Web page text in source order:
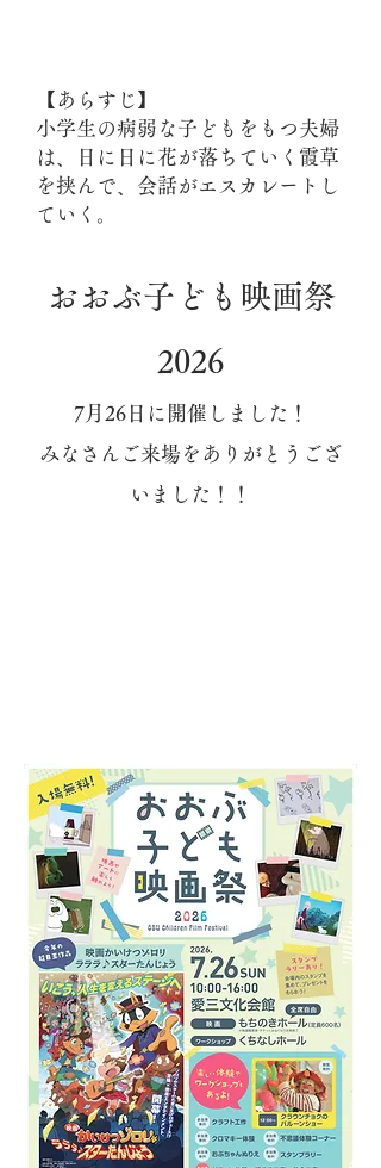
【あらすじ】
小学生の病弱な子どもをもつ夫婦
は、日に日に花が落ちていく霞草
を挟んで、会話がエスカレートし
ていく。
おおぶ子ども映画祭
2026
7月26日に開催しました！
​みなさんご来場をありがとうござ
いました！！